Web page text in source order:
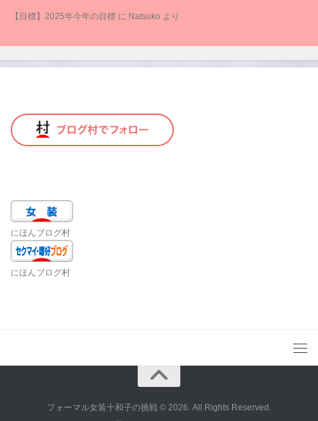
【目標】2025年今年の目標 に Natsuko より
にほんブログ村
にほんブログ村
フォーマル女装十和子の挑戦 © 2026. All Rights Reserved.